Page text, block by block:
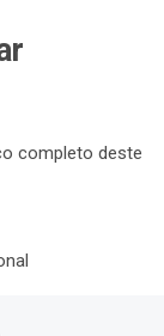
completo deste